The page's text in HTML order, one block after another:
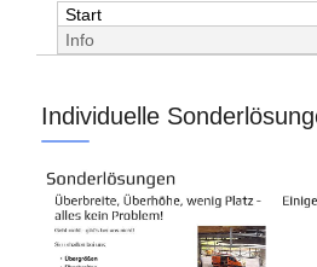
Start
Info
Individuelle